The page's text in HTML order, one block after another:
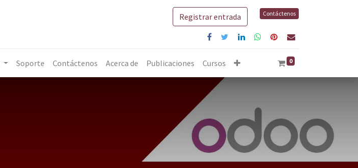
Registrar entrada Contáctenos
Soporte Contáctenos Acerca de Publicaciones Cursos 0